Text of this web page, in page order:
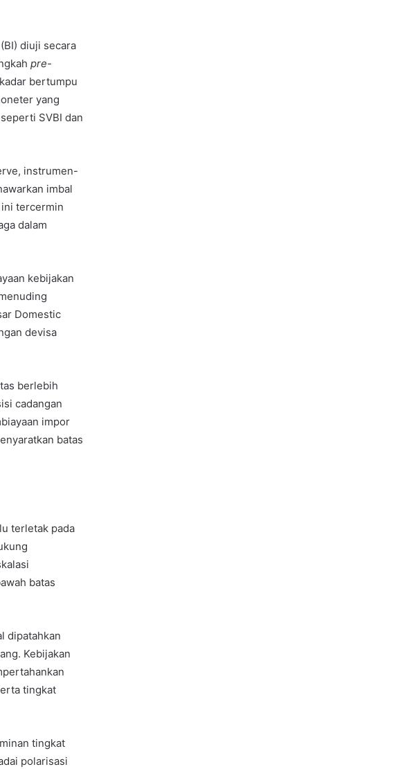
diuji secara
pre-
bertumpu
yang
SVBI dan
instrumen-
imbal
tercermin
dalam
kebijakan
Domestic
devisa
berlebih
cadangan
impor
batas
terletak pada
batas
dipatahkan
Kebijakan
tingkat
tingkat
polarisasi